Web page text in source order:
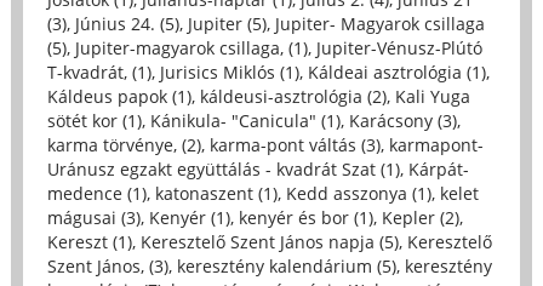
(3), Június 24. (5), Jupiter (5), Jupiter- Magyarok csillaga
(5), Jupiter-magyarok csillaga, (1), Jupiter-Vénusz-Plútó
T-kvadrát, (1), Jurisics Miklós (1), Káldeai asztrológia (1),
Káldeus papok (1), káldeusi-asztrológia (2), Kali Yuga
sötét kor (1), Kánikula- "Canicula" (1), Karácsony (3),
karma törvénye, (2), karma-pont váltás (3), karmapont-
Uránusz egzakt együttálás - kvadrát Szat (1), Kárpát-
medence (1), katonaszent (1), Kedd asszonya (1), kelet
mágusai (3), Kenyér (1), kenyér és bor (1), Kepler (2),
Kereszt (1), Keresztelő Szent János napja (5), Keresztelő
Szent János, (3), keresztény kalendárium (5), keresztény